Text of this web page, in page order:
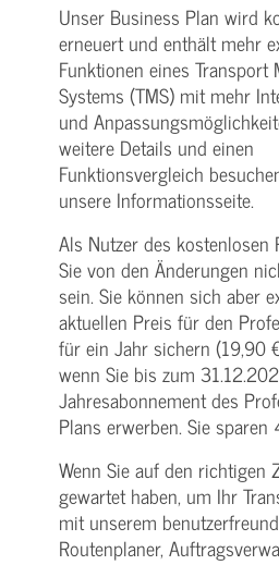
Unser Business Plan wird
erneuert und enthält mehr
Funktionen eines Transport
Systems (TMS) mit mehr
und
weitere Details und einen
Funktionsvergleich
unsere Informationsseite.
Als Nutzer des kostenlosen
Sie von den Änderungen
sein. Sie können sich aber
aktuellen Preis für den
für ein Jahr sichern (19,90
wenn Sie bis zum
Jahresabonnement des
Plans erwerben. Sie
Wenn Sie auf den richtigen
gewartet haben, um Ihr
mit unserem
Routenplaner,